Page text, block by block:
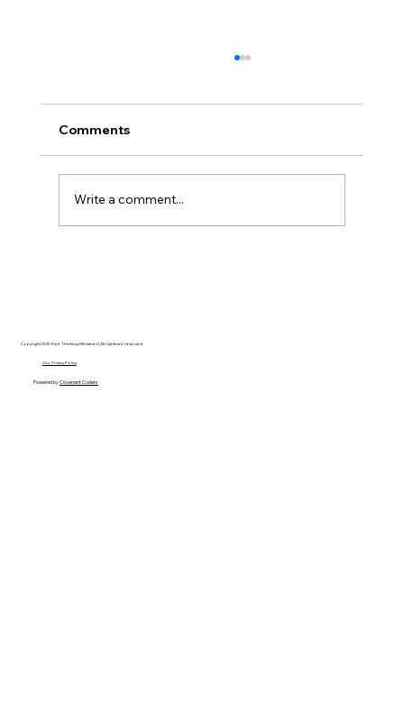
Comments
Write a comment...
Copyright 2025 Free Thinking Ministries | All rights are reserved
Our Privacy Policy
Powered byCovenant Coders